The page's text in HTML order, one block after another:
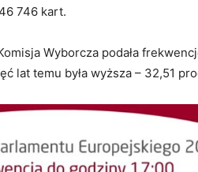
746 kart.
Wyborcza podała
lat temu była wyższa – 32,51